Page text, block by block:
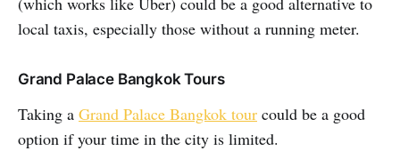
local taxis, especially those without a running meter.
Grand Palace Bangkok Tours
Taking a Grand Palace Bangkok tour could be a good
option if your time in the city is limited.